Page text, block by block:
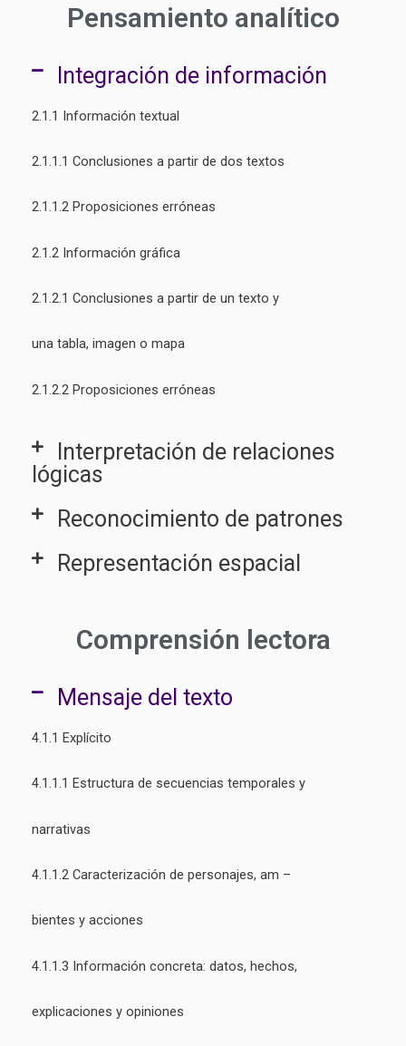
Pensamiento analítico
Integración de información
2.1.1 Información textual
2.1.1.1 Conclusiones a partir de dos textos
2.1.1.2 Proposiciones erróneas
2.1.2 Información gráfica
2.1.2.1 Conclusiones a partir de un texto y
una tabla, imagen o mapa
2.1.2.2 Proposiciones erróneas
Interpretación de relaciones
lógicas
Reconocimiento de patrones
Representación espacial
Comprensión lectora
Mensaje del texto
4.1.1 Explícito
4.1.1.1 Estructura de secuencias temporales y
narrativas
4.1.1.2 Caracterización de personajes, am –
bientes y acciones
4.1.1.3 Información concreta: datos, hechos,
explicaciones y opiniones